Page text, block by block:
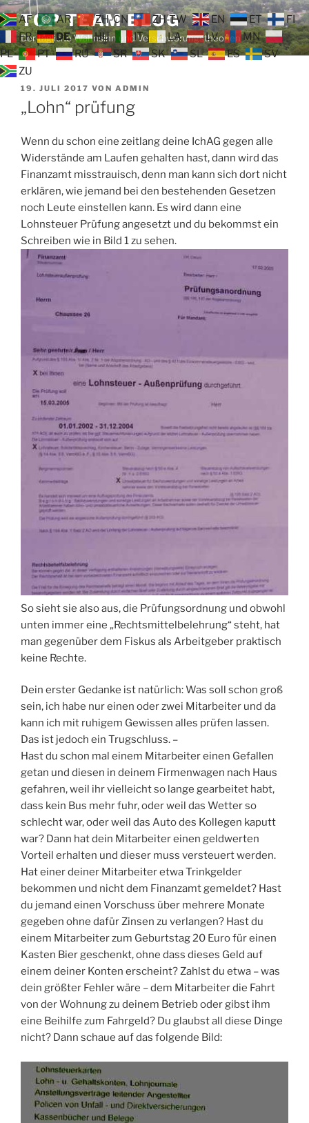
Zum
Inhalt
springen
TOP TEAM BLOG
Der tägliche Wahnsinn und Verschwörungstheorien
VERÖFFENTLICHT
AM
19. JULI 2017 VON ADMIN
„Lohn“ prüfung
Wenn du schon eine zeitlang deine IchAG gegen alle
Widerstände am Laufen gehalten hast, dann wird das
Finanzamt misstrauisch, denn man kann sich dort nicht
erklären, wie jemand bei den bestehenden Gesetzen
noch Leute einstellen kann. Es wird dann eine
Lohnsteuer Prüfung angesetzt und du bekommst ein
Schreiben wie in Bild 1 zu sehen.
So sieht sie also aus, die Prüfungsordnung und obwohl
unten immer eine „Rechtsmittelbelehrung“ steht, hat
man gegenüber dem Fiskus als Arbeitgeber praktisch
keine Rechte.
Dein erster Gedanke ist natürlich: Was soll schon groß
sein, ich habe nur einen oder zwei Mitarbeiter und da
kann ich mit ruhigem Gewissen alles prüfen lassen.
Das ist jedoch ein Trugschluss. –
Hast du schon mal einem Mitarbeiter einen Gefallen
getan und diesen in deinem Firmenwagen nach Haus
gefahren, weil ihr vielleicht so lange gearbeitet habt,
dass kein Bus mehr fuhr, oder weil das Wetter so
schlecht war, oder weil das Auto des Kollegen kaputt
war? Dann hat dein Mitarbeiter einen geldwerten
Vorteil erhalten und dieser muss versteuert werden.
Hat einer deiner Mitarbeiter etwa Trinkgelder
bekommen und nicht dem Finanzamt gemeldet? Hast
du jemand einen Vorschuss über mehrere Monate
gegeben ohne dafür Zinsen zu verlangen? Hast du
einem Mitarbeiter zum Geburtstag 20 Euro für einen
Kasten Bier geschenkt, ohne dass dieses Geld auf
einem deiner Konten erscheint? Zahlst du etwa – was
dein größter Fehler wäre – dem Mitarbeiter die Fahrt
von der Wohnung zu deinem Betrieb oder gibst ihm
eine Beihilfe zum Fahrgeld? Du glaubst all diese Dinge
nicht? Dann schaue auf das folgende Bild:
AF AR ZH-CN ZH-TW EN ET
FI
FR
DE HU IT LA LV
MN
PL
PT RU SR SK SL ES
SV
ZU